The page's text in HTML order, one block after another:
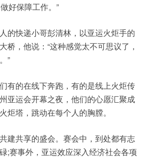
好保障工作。”
的快递小哥彭清林，以亚运火炬手的
桥，他说：“这种感觉太不可思议了，
”
有的在线下奔跑，有的是线上火炬传
亚运会开幕之夜，他们的心愿汇聚成
炬塔，跳动在每个人的胸膛。
建共享的盛会。赛会中，到处都有志
;赛事外，亚运效应深入经济社会各项